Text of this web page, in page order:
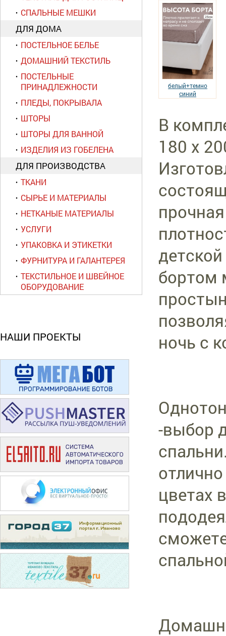
СПАЛЬНЫЕ МЕШКИ
ДЛЯ ДОМА
ПОСТЕЛЬНОЕ БЕЛЬЕ
ДОМАШНИЙ ТЕКСТИЛЬ
ПОСТЕЛЬНЫЕ
ПРИНАДЛЕЖНОСТИ
ПЛЕДЫ, ПОКРЫВАЛА
ШТОРЫ
ШТОРЫ ДЛЯ ВАННОЙ
ИЗДЕЛИЯ ИЗ ГОБЕЛЕНА
ДЛЯ ПРОИЗВОДСТВА
ТКАНИ
СЫРЬЕ И МАТЕРИАЛЫ
НЕТКАНЫЕ МАТЕРИАЛЫ
УСЛУГИ
УПАКОВКА И ЭТИКЕТКИ
ФУРНИТУРА И ГАЛАНТЕРЕЯ
ТЕКСТИЛЬНОЕ И ШВЕЙНОЕ
ОБОРУДОВАНИЕ
НАШИ ПРОЕКТЫ
белый+темно
синий
В
180 х
бортом
ночь с
-выбор
цветах